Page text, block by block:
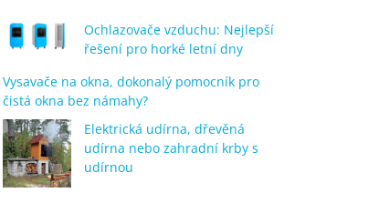
Ochlazovače vzduchu: Nejlepší
řešení pro horké letní dny
Vysavače na okna, dokonalý pomocník pro
čistá okna bez námahy?
Elektrická udírna, dřevěná
udírna nebo zahradní krby s
udírnou